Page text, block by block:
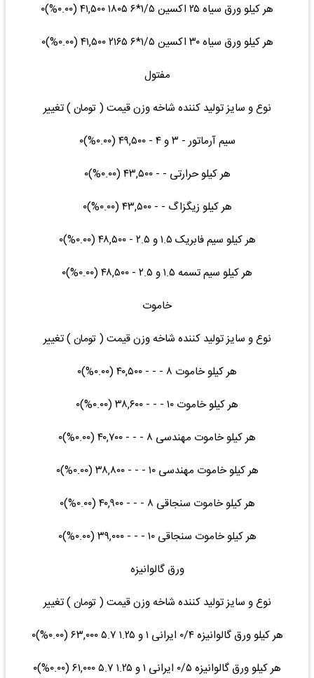
هر کیلو ورق سیاه ۲۵ اکسین ۱/۵*۶ ۱۸۰۵ ۴۱,۵۰۰ (۰.۰۰%)۰
هر کیلو ورق سیاه ۳۰ اکسین ۱/۵*۶ ۲۱۶۵ ۴۱,۵۰۰ (۰.۰۰%)۰
مفتول
نوع و سایز تولید کننده شاخه وزن قیمت ( تومان ) تغییر
سیم آرماتور - ۳ و ۴ - ۴۹,۵۰۰ (۰.۰۰%)۰
هر کیلو حرارتی - - ۴۳,۵۰۰ (۰.۰۰%)۰
هر کیلو زیگزاگ - - ۴۳,۵۰۰ (۰.۰۰%)۰
هر کیلو سیم فابریک ۱.۵ و ۲.۵ - ۴۸,۵۰۰ (۰.۰۰%)۰
هر کیلو سیم تسمه ۱.۵ و ۲.۵ - ۴۸,۵۰۰ (۰.۰۰%)۰
خاموت
نوع و سایز تولید کننده شاخه وزن قیمت ( تومان ) تغییر
هر کیلو خاموت ۸ - - - ۴۰,۵۰۰ (۰.۰۰%)۰
هر کیلو خاموت ۱۰ - - - ۳۸,۶۰۰ (۰.۰۰%)۰
هر کیلو خاموت مهندسی ۸ - - - ۴۰,۷۰۰ (۰.۰۰%)۰
هر کیلو خاموت مهندسی ۱۰ - - - ۳۸,۸۰۰ (۰.۰۰%)۰
هر کیلو خاموت سنجاقی ۸ - - - ۴۰,۹۰۰ (۰.۰۰%)۰
هر کیلو خاموت سنجاقی ۱۰ - - - ۳۹,۰۰۰ (۰.۰۰%)۰
ورق گالوانیزه
نوع و سایز تولید کننده شاخه وزن قیمت ( تومان ) تغییر
هر کیلو ورق گالوانیزه ۰/۴ ایرانی ۱ و ۱.۲۵ ۵.۷ ۶۳,۰۰۰ (۰.۰۰%)۰
هر کیلو ورق گالوانیزه ۰/۵ ایرانی ۱ و ۱.۲۵ ۵.۷ ۶۱,۰۰۰ (۰.۰۰%)۰